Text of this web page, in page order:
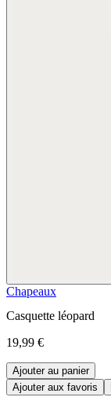
Chapeaux
Casquette léopard
19,99 €
Ajouter au panier
Ajouter aux favoris